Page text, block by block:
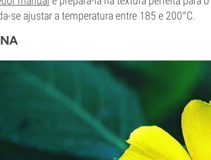
se ajustar a temperatura entre 185 e 200°C.